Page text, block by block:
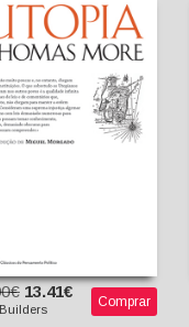
Utopia
Thomas More
Miguel Morgado
(Introdutor)
13.41€
Comprar